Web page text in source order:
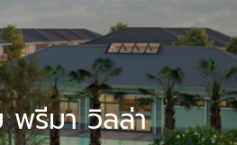
พรีมา วิลล่า